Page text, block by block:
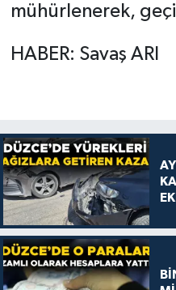
mühürlenerek,
HABER: Savaş ARI